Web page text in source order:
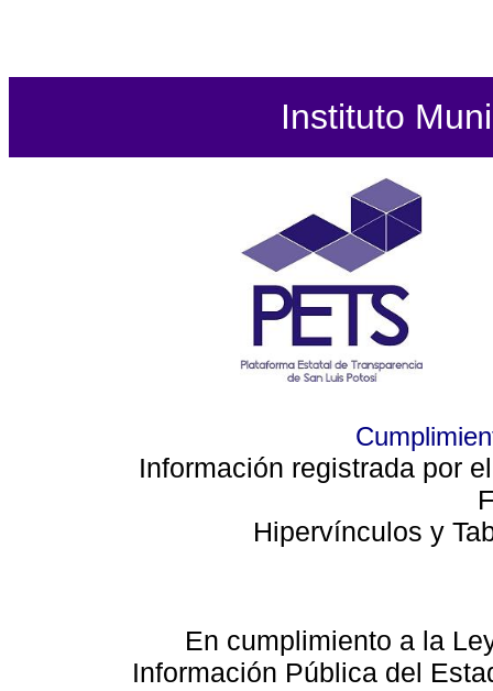
Instituto
Información registrada por
Hipervínculos y
En cumplimiento a la
Información Pública del